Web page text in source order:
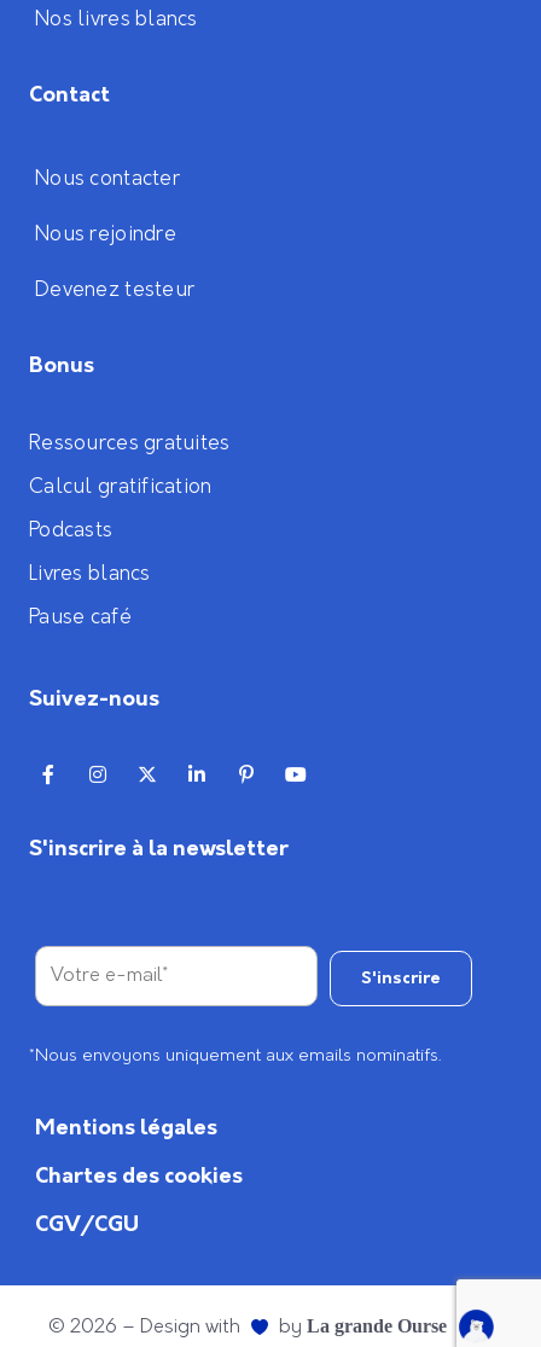
Nos livres blancs
Contact
Nous contacter
Nous rejoindre
Devenez testeur
Bonus
Ressources gratuites
Calcul gratification
Podcasts
Livres blancs
Pause café
Suivez-nous
S'inscrire à la newsletter
*Nous envoyons uniquement aux emails nominatifs.
Mentions légales
Chartes des cookies
CGV/CGU
© 2026 – Design with by La grande Ourse